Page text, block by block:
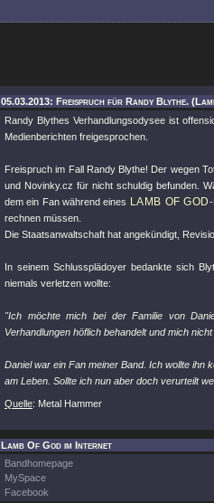
05.03.2013: Freispruch für Randy Blythe.
Randy Blythes Verhandlungsodysee ist
Medienberichten freigesprochen.
Freispruch im Fall Randy Blythe! Der wegen
und Novinky.cz für nicht schuldig befunden.
dem ein Fan während eines LAMB OF GOD
rechnen müssen.
Die Staatsanwaltschaft hat angekündigt,
In seinem Schlussplädoyer bedankte sich
niemals verletzen wollte:
"Ich möchte mich bei der Familie von
Verhandlungen höflich behandelt und mich
Daniel war ein Fan meiner Band. Ich wollte
am Leben. Sollte ich nun aber doch verurteilt
Quelle: Metal Hammer
Lamb Of God im Internet
Bandhomepage
MySpace
Facebook